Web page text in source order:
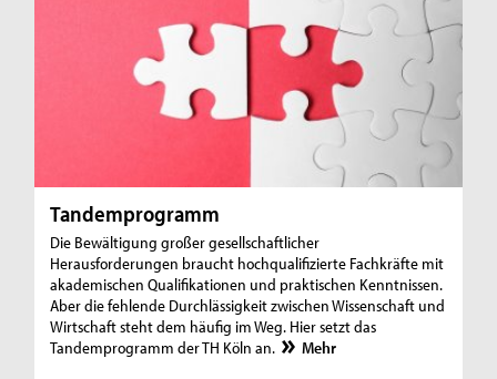
Tandemprogramm
Die Bewältigung großer gesellschaftlicher
Herausforderungen braucht hochqualifizierte Fachkräfte mit
akademischen Qualifikationen und praktischen Kenntnissen.
Aber die fehlende Durchlässigkeit zwischen Wissenschaft und
Wirtschaft steht dem häufig im Weg. Hier setzt das
Tandemprogramm der TH Köln an.
Mehr